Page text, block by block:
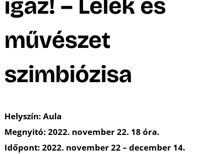
igaz! – Lélek és
művészet
szimbiózisa
Helyszín: Aula
Megnyitó: 2022. november 22. 18 óra.
Időpont: 2022. november 22 – december 14.